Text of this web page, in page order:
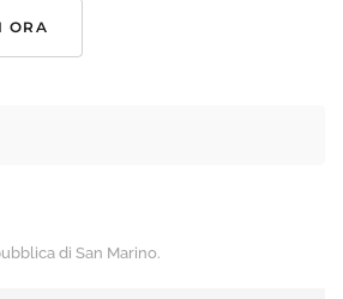
ORA
di San Marino.